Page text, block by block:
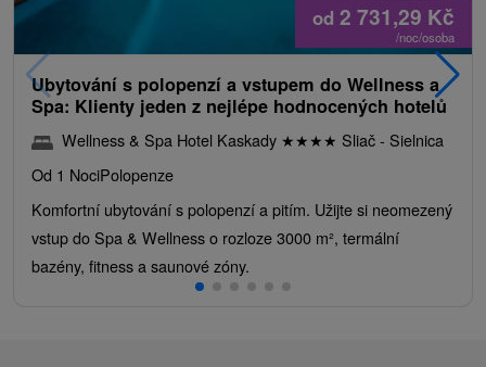
od 2 731,29 Kč
/noc/osoba
Ubytování s polopenzí a vstupem do Wellness a
Spa: Klienty jeden z nejlépe hodnocených hotelů
Wellness & Spa Hotel Kaskady ★★★★ Sliač - Sielnica
Od 1 NociPolopenze
Komfortní ubytování s polopenzí a pitím. Užijte si neomezený
vstup do Spa & Wellness o rozloze 3000 m², termální
bazény, fitness a saunové zóny.